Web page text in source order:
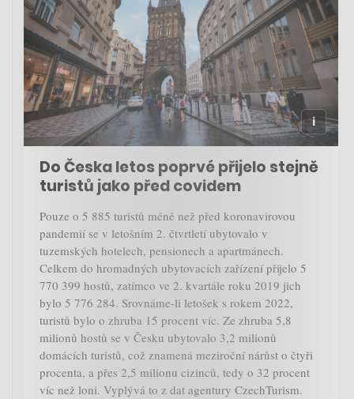
Do Česka letos poprvé přijelo stejně
turistů jako před covidem
Pouze o 5 885 turistů méně než před koronavirovou
pandemií se v letošním 2. čtvrtletí ubytovalo v
tuzemských hotelech, pensionech a apartmánech.
Celkem do hromadných ubytovacích zařízení přijelo 5
770 399 hostů, zatímco ve 2. kvartále roku 2019 jich
bylo 5 776 284. Srovnáme-li letošek s rokem 2022,
turistů bylo o zhruba 15 procent víc. Ze zhruba 5,8
milionů hostů se v Česku ubytovalo 3,2 milionů
domácích turistů, což znamená meziroční nárůst o čtyři
procenta, a přes 2,5 milionu cizinců, tedy o 32 procent
víc než loni. Vyplývá to z dat agentury CzechTurism.